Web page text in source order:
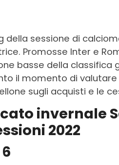
della sessione di
Promosse Inter e
basse della classifica
il momento di
sugli acquisti e le
invernale
2022